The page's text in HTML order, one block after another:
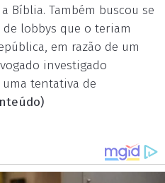
Bíblia. Também buscou se
lobbys que o teriam
em razão de um
investigado
uma tentativa de